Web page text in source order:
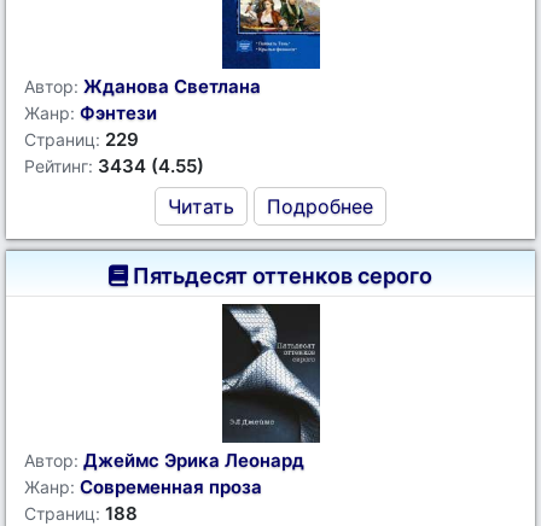
Автор: Жданова Светлана
Жанр: Фэнтези
Страниц: 229
Рейтинг: 3434 (4.55)
Читать Подробнее
Пятьдесят оттенков серого
Автор: Джеймс Эрика Леонард
Жанр: Современная проза
Страниц: 188